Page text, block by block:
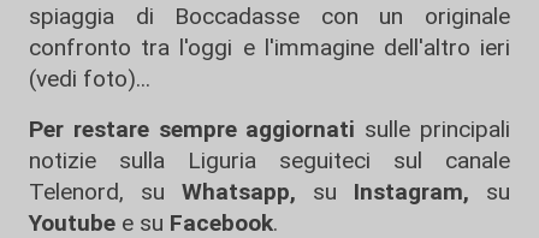
spiaggia di Boccadasse con un originale
confronto tra l'oggi e l'immagine dell'altro ieri
(vedi foto)...
Per restare sempre aggiornati sulle principali
notizie sulla Liguria seguiteci sul canale
Telenord, su
Whatsapp, su Instagram, su
Youtube e su Facebook.